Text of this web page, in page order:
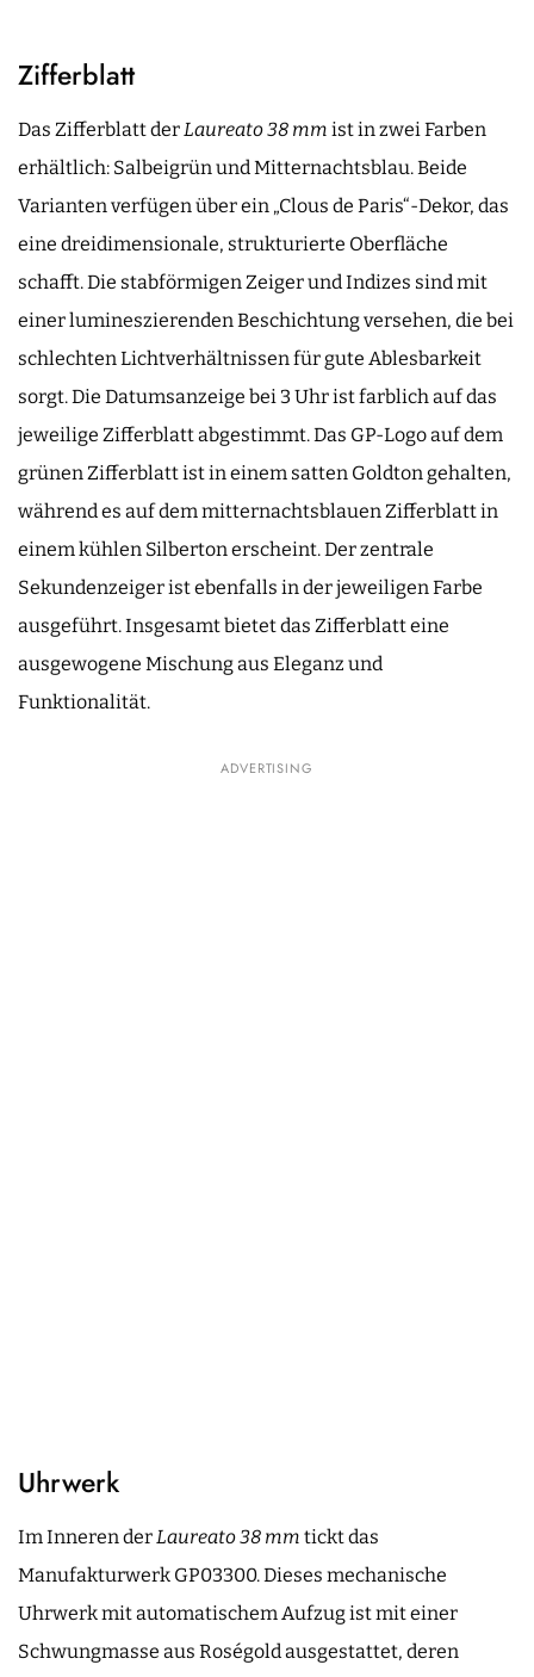
Zifferblatt
Das Zifferblatt derLaureato 38 mm ist in zwei Farben
erhältlich: Salbeigrün und Mitternachtsblau. Beide
Varianten verfügen über ein „Clous de Paris“-Dekor, das
eine dreidimensionale, strukturierte Oberfläche
schafft. Die stabförmigen Zeiger und Indizes sind mit
einer lumineszierenden Beschichtung versehen, die bei
schlechten Lichtverhältnissen für gute Ablesbarkeit
sorgt. Die Datumsanzeige bei 3 Uhr ist farblich auf das
jeweilige Zifferblatt abgestimmt. Das GP-Logo auf dem
grünen Zifferblatt ist in einem satten Goldton gehalten,
während es auf dem mitternachtsblauen Zifferblatt in
einem kühlen Silberton erscheint. Der zentrale
Sekundenzeiger ist ebenfalls in der jeweiligen Farbe
ausgeführt. Insgesamt bietet das Zifferblatt eine
ausgewogene Mischung aus Eleganz und
Funktionalität.
ADVERTISING
Uhrwerk
Im Inneren derLaureato 38 mm tickt das
Manufakturwerk GP03300. Dieses mechanische
Uhrwerk mit automatischem Aufzug ist mit einer
Schwungmasse aus Roségold ausgestattet, deren